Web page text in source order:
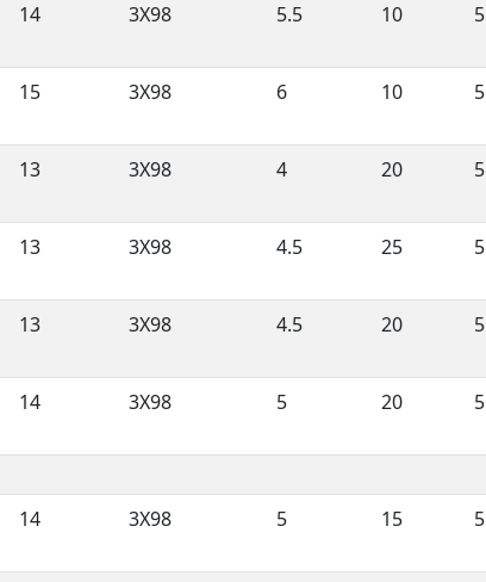
14 3X98 5.5 10
15 3X98 6 10
13 3X98 4 20
13 3X98 4.5 25
13 3X98 4.5 20
14 3X98 5 20
14 3X98 5 15